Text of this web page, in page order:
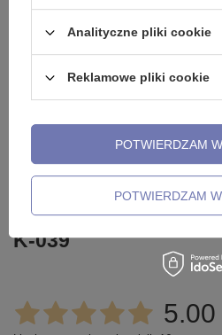
Czy Kolczyk clicker wąż nadaje się do
niezwłocznie, najciekawsze
pytania i odpowiedzi publikując
Opinie o Kolczyk
K-039
5.00
Analityczne pliki cookie
Reklamowe pliki cookie
POTWIERDZAM
POTWIERDZAM